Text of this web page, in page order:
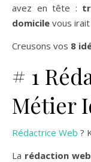
avez en tête :
domicile vous
Creusons vos 8
# 1
Métier
Rédactrice Web ?
La rédaction web